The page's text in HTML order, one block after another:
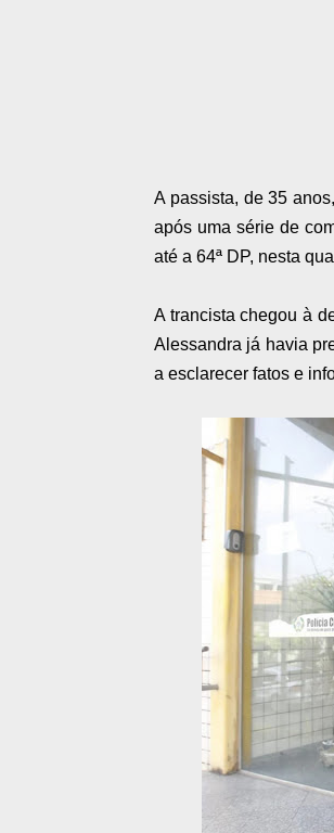
A passista, de 35
após uma série de
até a 64ª DP, nesta
A trancista chegou à
Alessandra já havia
a esclarecer fatos e